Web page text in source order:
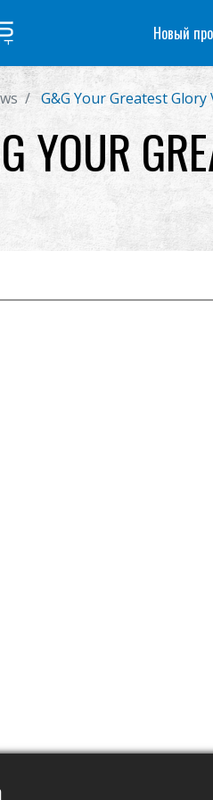
Новый
G&G Your Greatest Glory
YOUR